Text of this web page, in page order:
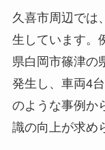
久喜市周辺では
生しています。
県白岡市篠津の
発生し、車両4
のような事例か
識の向上が求め